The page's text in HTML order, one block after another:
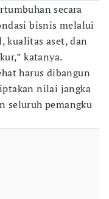
secara
bisnis melalui
kualitas aset, dan
katanya.
harus dibangun
nilai jangka
seluruh pemangku